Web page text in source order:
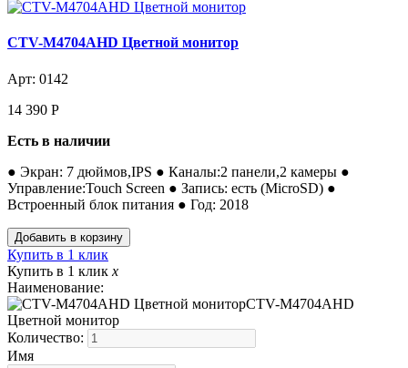
CTV-M4704AHD Цветной монитор
Арт: 0142
14 390 Р
Есть в наличии
● Экран: 7 дюймов,IPS ● Каналы:2 панели,2 камеры ●
Управление:Touch Screen ● Запись: есть (MicroSD) ●
Встроенный блок питания ● Год: 2018
Купить в 1 клик
Купить в 1 клик x
Наименование:
CTV-M4704AHD
Цветной монитор
Количество:
Имя